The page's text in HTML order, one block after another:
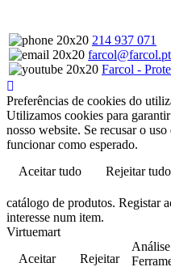
214 937 071
farcol@farcol.pt
Farcol -
Preferências de cookies do
Utilizamos cookies para
nosso website. Se recusar o
funcionar como esperado.
Aceitar tudo
Rejeitar tudo
catálogo de produtos. Registar
interesse num item.
Virtuemart
Aceitar
Rejeitar
Análise